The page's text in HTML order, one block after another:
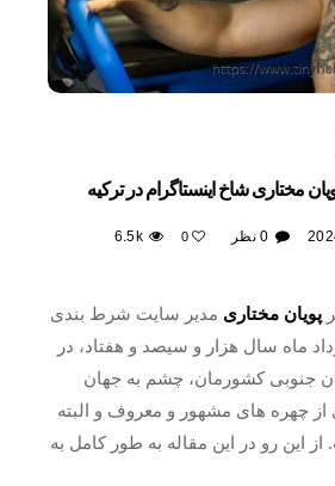
مختاری شاخ اینستاگرام در ترکیه
0 نظر 0
6.5k
پویان مختاری مدیر سایت شرط بندی
ماه سال هزار و سیصد و هفتاد، در
جنوبی کشورمان، چشم به جهان
چهره های مشهور و معروف و البته
این رو در این مقاله به طور کامل به